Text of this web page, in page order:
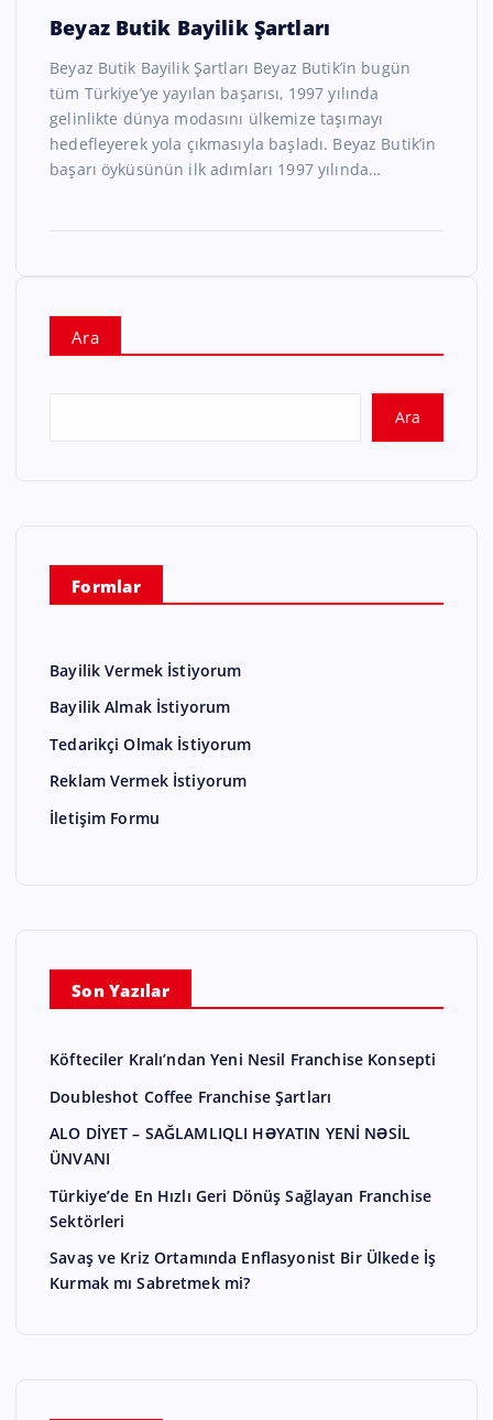
Beyaz Butik Bayilik Şartları
Beyaz Butik Bayilik Şartları Beyaz Butik’in bugün
tüm Türkiye’ye yayılan başarısı, 1997 yılında
gelinlikte dünya modasını ülkemize taşımayı
hedefleyerek yola çıkmasıyla başladı. Beyaz Butik’in
başarı öyküsünün ilk adımları 1997 yılında…
Ara
Ara
Formlar
Bayilik Vermek İstiyorum
Bayilik Almak İstiyorum
Tedarikçi Olmak İstiyorum
Reklam Vermek İstiyorum
İletişim Formu
Son Yazılar
Köfteciler Kralı’ndan Yeni Nesil Franchise Konsepti
Doubleshot Coffee Franchise Şartları
ALO DİYET – SAĞLAMLIQLI HƏYATIN YENİ NƏSİL
ÜNVANI
Türkiye’de En Hızlı Geri Dönüş Sağlayan Franchise
Sektörleri
Savaş ve Kriz Ortamında Enflasyonist Bir Ülkede İş
Kurmak mı Sabretmek mi?